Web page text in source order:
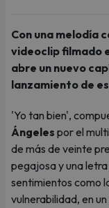
Con una melodía
videoclip filmado
abre un nuevo
lanzamiento de
'Yo tan bien',
Ángeles por el
de más de veinte
pegajosa y una
sentimientos como
vulnerabilidad, en